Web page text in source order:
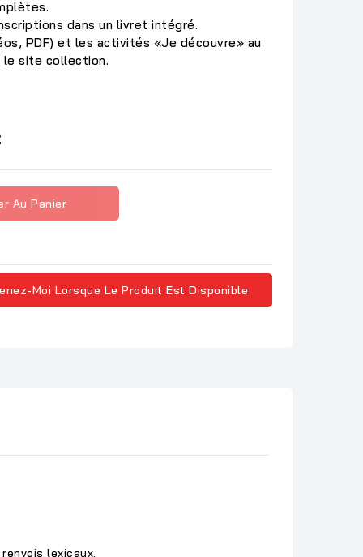
dans un livret intégré.
PDF) et les activités «Je découvre» au
site collection.
Au Panier
Moi Lorsque Le Produit Est Disponible
lexicaux.